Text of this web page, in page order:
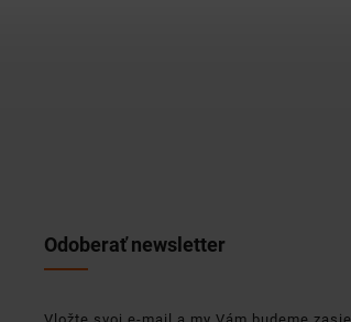
Odoberať newsletter
Vložte svoj e-mail a my Vám budeme